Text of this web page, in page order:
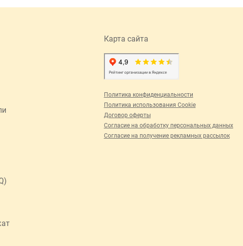
Карта сайта
Политика конфиденциальности
Политика использования Cookie
Договор оферты
Согласие на обработку персональных данных
Согласие на получение рекламных рассылок